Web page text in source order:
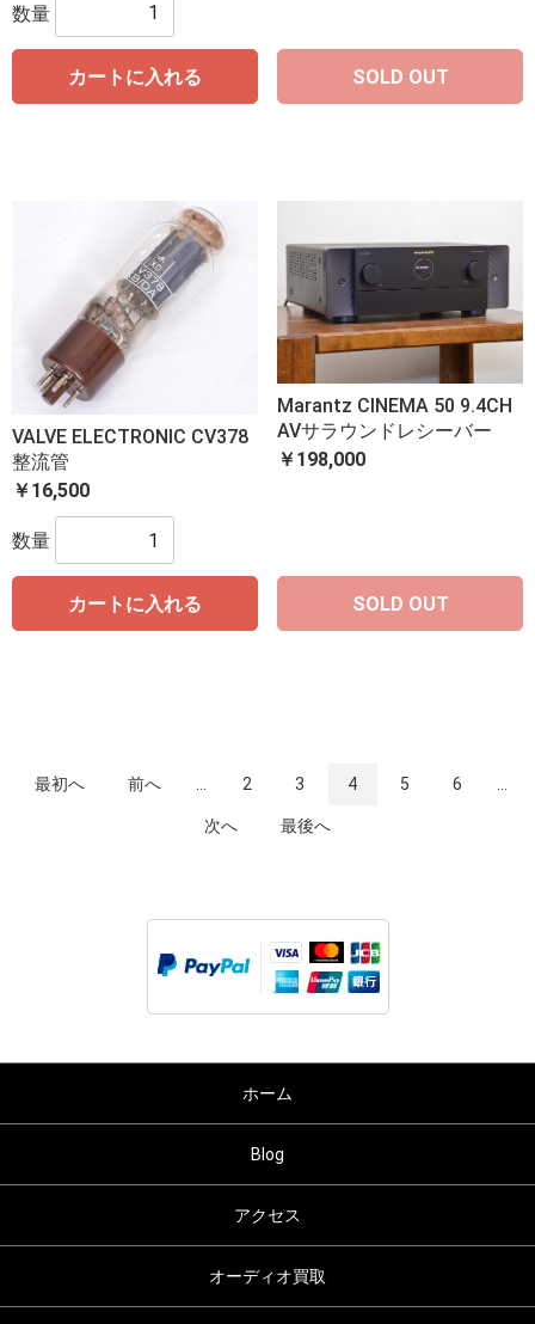
数量
カートに入れる SOLD OUT
VALVE ELECTRONIC CV378
整流管
￥16,500
数量
カートに入れる
Marantz CINEMA 50 9.4CH
AVサラウンドレシーバー
￥198,000
SOLD OUT
最初へ 前へ ... 2 3 4 5 6 ...
次へ 最後へ
ホーム
Blog
アクセス
オーディオ買取